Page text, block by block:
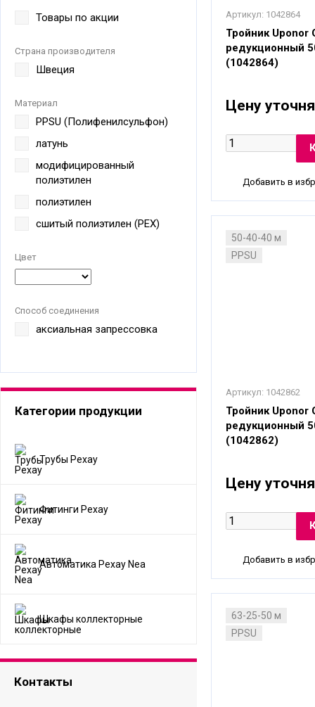
Товары по акции
Страна производителя
Швеция
Материал
PPSU (Полифенилсульфон)
латунь
модифицированный
полиэтилен
полиэтилен
сшитый полиэтилен (PEX)
Цвет
Способ соединения
аксиальная запрессовка
Категории продукции
Трубы Рехау
Фитинги Рехау
Автоматика Рехау Nea
Шкафы коллекторные
Контакты
Артикул: 1042864
Тройник Uponor
редукционный
(1042864)
Цену
Добавить в
50-40-40 м
PPSU
Артикул: 1042862
Тройник Uponor
редукционный
(1042862)
Цену
Добавить в
63-25-50 м
PPSU